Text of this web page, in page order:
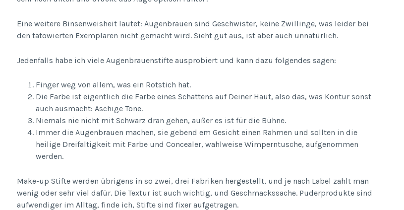
Eine weitere Binsenweisheit lautet: Augenbrauen sind Geschwister, keine Zwillinge, was leider bei
den tätowierten Exemplaren nicht gemacht wird. Sieht gut aus, ist aber auch unnatürlich.
Jedenfalls habe ich viele Augenbrauenstifte ausprobiert und kann dazu folgendes sagen:
Finger weg von allem, was ein Rotstich hat.
Die Farbe ist eigentlich die Farbe eines Schattens auf Deiner Haut, also das, was Kontur sonst
auch ausmacht: Aschige Töne.
Niemals nie nicht mit Schwarz dran gehen, außer es ist für die Bühne.
Immer die Augenbrauen machen, sie gebend em Gesicht einen Rahmen und sollten in die
heilige Dreifaltigkeit mit Farbe und Concealer, wahlweise Wimperntusche, aufgenommen
werden.
Make-up Stifte werden übrigens in so zwei, drei Fabriken hergestellt, und je nach Label zahlt man
wenig oder sehr viel dafür. Die Textur ist auch wichtig, und Geschmackssache. Puderprodukte sind
aufwendiger im Alltag, finde ich, Stifte sind fixer aufgetragen.